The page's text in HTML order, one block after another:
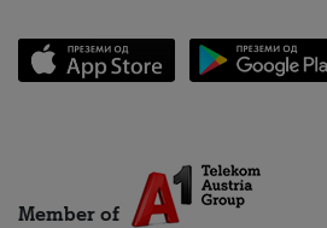
Member of